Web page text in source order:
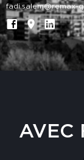
fadi.salem@remax-
AVEC